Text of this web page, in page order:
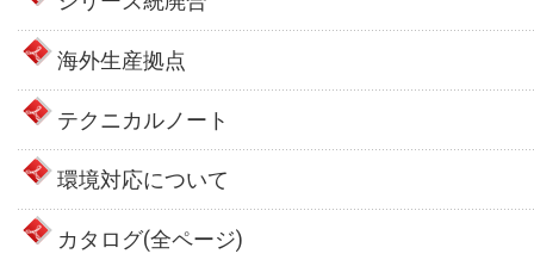
海外生産拠点
テクニカルノート
環境対応について
カタログ(全ページ)